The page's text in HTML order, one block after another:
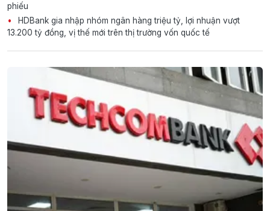
phiếu
HDBank gia nhập nhóm ngân hàng triệu tỷ, lợi nhuận vượt
13.200 tỷ đồng, vị thế mới trên thị trường vốn quốc tế